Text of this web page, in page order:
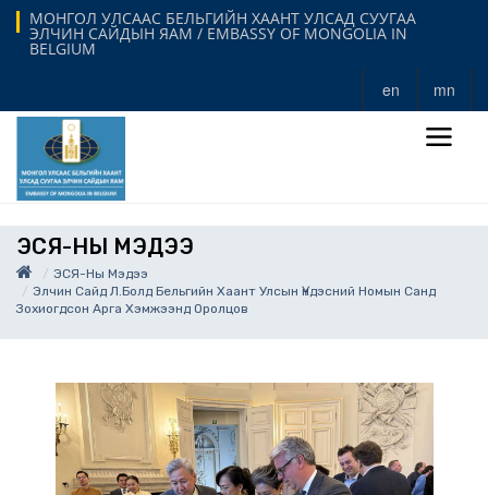
МОНГОЛ УЛСААС БЕЛЬГИЙН ХААНТ УЛСАД СУУГАА
ЭЛЧИН САЙДЫН ЯАМ / EMBASSY OF MONGOLIA IN
BELGIUM
en mn
ЭСЯ-НЫ МЭДЭЭ
ЭСЯ-Ны Мэдээ
Элчин Сайд Л.Болд Бельгийн Хаант Улсын Үндэсний Номын Санд
Зохиогдсон Арга Хэмжээнд Оролцов